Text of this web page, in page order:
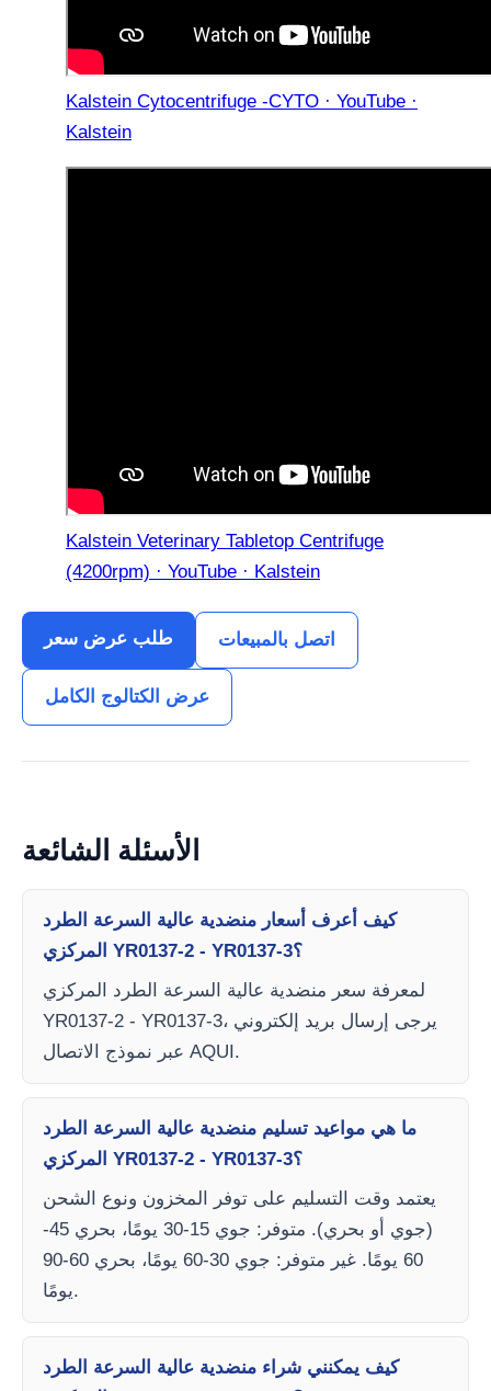
Kalstein Cytocentrifuge -CYTO · YouTube ·
Kalstein
Kalstein Veterinary Tabletop Centrifuge
(4200rpm) · YouTube · Kalstein
طلب عرض سعر اتصل بالمبيعات
عرض الكتالوج الكامل
الأسئلة الشائعة
كيف أعرف أسعار منضدية عالية السرعة الطرد
المركزي YR0137-2 - YR0137-3؟
لمعرفة سعر منضدية عالية السرعة الطرد المركزي
YR0137-2 - YR0137-3، يرجى إرسال بريد إلكتروني
عبر نموذج الاتصال AQUI.
ما هي مواعيد تسليم منضدية عالية السرعة الطرد
المركزي YR0137-2 - YR0137-3؟
يعتمد وقت التسليم على توفر المخزون ونوع الشحن
(جوي أو بحري). متوفر: جوي 15-30 يومًا، بحري 45-
60 يومًا. غير متوفر: جوي 30-60 يومًا، بحري 60-90
يومًا.
كيف يمكنني شراء منضدية عالية السرعة الطرد